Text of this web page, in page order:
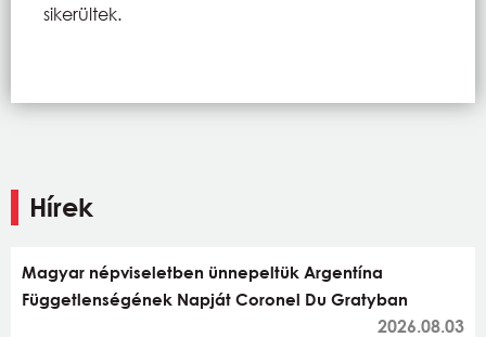
sikerültek.
Hírek
Magyar népviseletben ünnepeltük Argentína
Függetlenségének Napját Coronel Du Gratyban
2026.08.03